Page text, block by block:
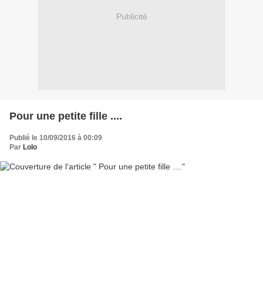
Publicité
Pour une petite fille ....
Publié le 10/09/2016 à 00:09
Par Lolo